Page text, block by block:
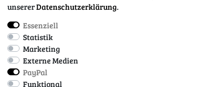
Impressum
Barrierefreiheitserklärung
unsererDaten­schutz­erklärung.
Essenziell
Statistik
Marketing
Externe Medien
PayPal
Funktional